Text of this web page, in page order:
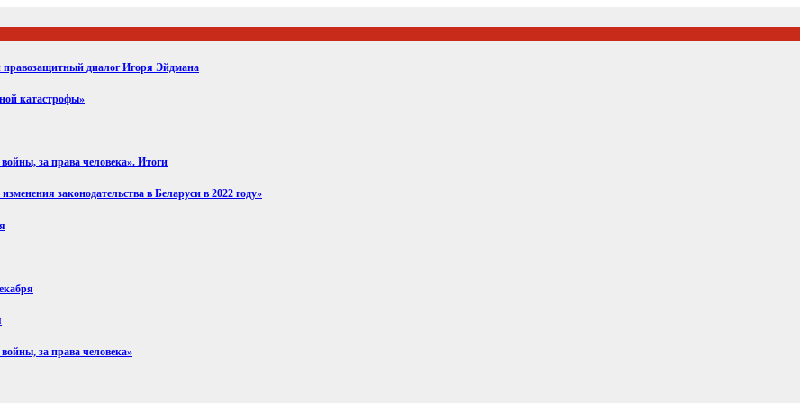
правозащитный диалог Игоря Эйдмана
катастрофы»
за права человека». Итоги
законодательства в Беларуси в 2022 году»
за права человека»